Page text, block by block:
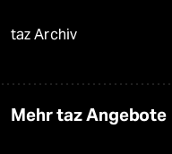
taz Archiv
Mehr taz Angebote